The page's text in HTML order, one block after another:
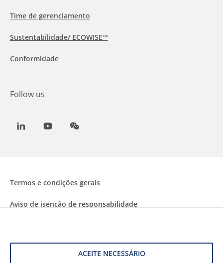
ACEITE NECESSÁRIO
Time de gerenciamento
Sustentabilidade/ ECOWISE™
Conformidade
Follow us
LinkedInYoutubeWeChat
Termos e condições gerais
Aviso de isenção de responsabilidade
Proteção de dados